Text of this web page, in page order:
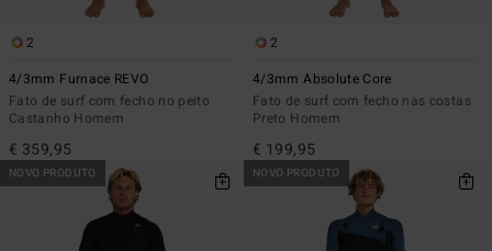
2
4/3mm Furnace REVO
Fato de surf com fecho no peito
Castanho Homem
€ 359,95
2
4/3mm Absolute Core
Fato de surf com fecho nas costas
Preto Homem
€ 199,95
NOVO PRODUTO NOVO PRODUTO